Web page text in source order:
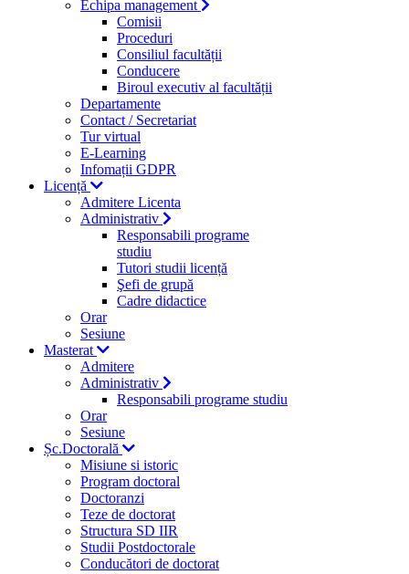
Echipa management
Comisii
Proceduri
Consiliul facultății
Conducere
Biroul executiv al facultății
Departamente
Contact / Secretariat
Tur virtual
E-Learning
Infomații GDPR
Licență
Admitere Licenta
Administrativ
Responsabili programe
studiu
Tutori studii licență
Şefi de grupă
Cadre didactice
Orar
Sesiune
Masterat
Admitere
Administrativ
Responsabili programe studiu
Orar
Sesiune
Șc.Doctorală
Misiune si istoric
Program doctoral
Doctoranzi
Teze de doctorat
Structura SD IIR
Studii Postdoctorale
Conducători de doctorat